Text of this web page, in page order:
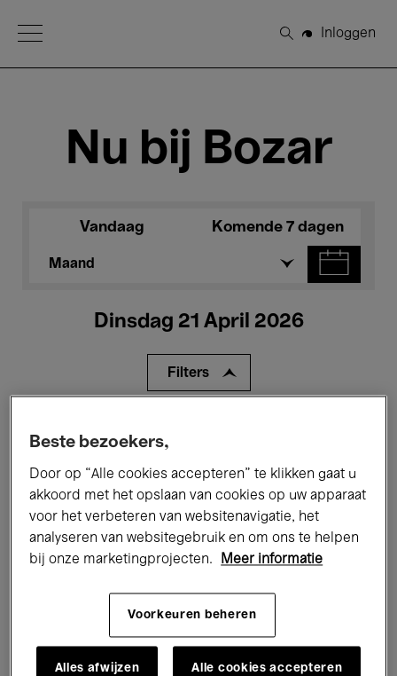
Open Menu
Zoeken
Inloggen
Nu bij Bozar
Vandaag Komende 7 dagen
Maand
Dinsdag 21 April 2026
Filters
Tentoonstellingen Films
Performances Lezingen & Debatten
Jazz Klassieke Muziek Global Music
Elektronische Muziek
Voor iedereen Kids’ Palace
Beste bezoekers,
Door op “Alle cookies accepteren” te klikken gaat u
akkoord met het opslaan van cookies op uw apparaat
voor het verbeteren van websitenavigatie, het
analyseren van websitegebruik en om ons te helpen
bij onze marketingprojecten.
Meer informatie
Voorkeuren beheren
Alles afwijzen Alle cookies accepteren